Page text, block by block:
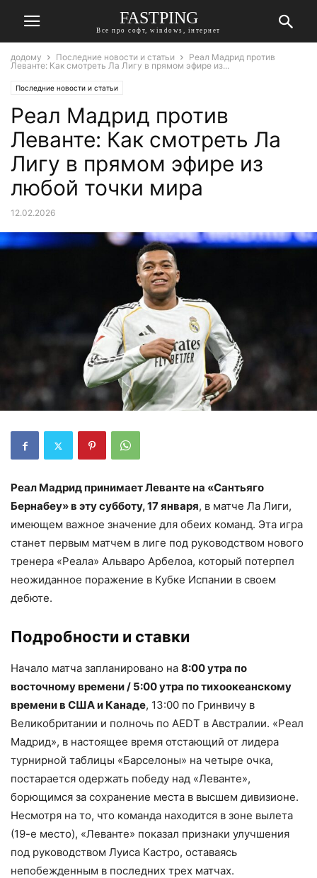
FASTPING
Все про софт, windows, інтернет
додому Последние новости и статьи
Реал Мадрид против
Леванте: Как смотреть Ла Лигу в прямом эфире из...
Последние новости и статьи
Реал Мадрид против
Леванте: Как смотреть Ла
Лигу в прямом эфире из
любой точки мира
12.02.2026
Реал Мадрид принимает Леванте на «Сантьяго
Бернабеу» в эту субботу, 17 января, в матче Ла Лиги,
имеющем важное значение для обеих команд. Эта игра
станет первым матчем в лиге под руководством нового
тренера «Реала» Альваро Арбелоа, который потерпел
неожиданное поражение в Кубке Испании в своем
дебюте.
Подробности и ставки
Начало матча запланировано на 8:00 утра по
восточному времени / 5:00 утра по тихоокеанскому
времени в США и Канаде, 13:00 по Гринвичу в
Великобритании и полночь по AEDT в Австралии. «Реал
Мадрид», в настоящее время отстающий от лидера
турнирной таблицы «Барселоны» на четыре очка,
постарается одержать победу над «Леванте»,
борющимся за сохранение места в высшем дивизионе.
Несмотря на то, что команда находится в зоне вылета
(19-е место), «Леванте» показал признаки улучшения
под руководством Луиса Кастро, оставаясь
непобежденным в последних трех матчах.